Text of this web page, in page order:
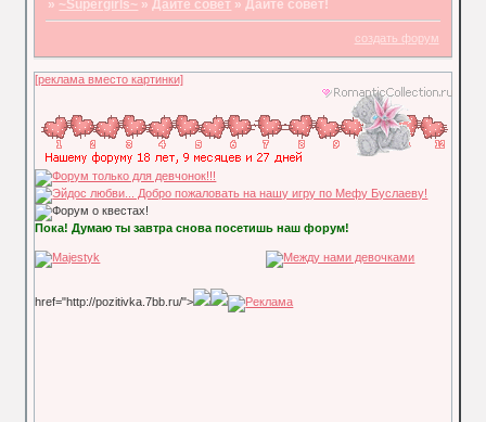
» ~Supergirls~ » Дайте совет » Дайте совет!
создать форум
[реклама вместо картинки]
Пока! Думаю ты завтра снова посетишь наш форум!
href="http://pozitivka.7bb.ru/">